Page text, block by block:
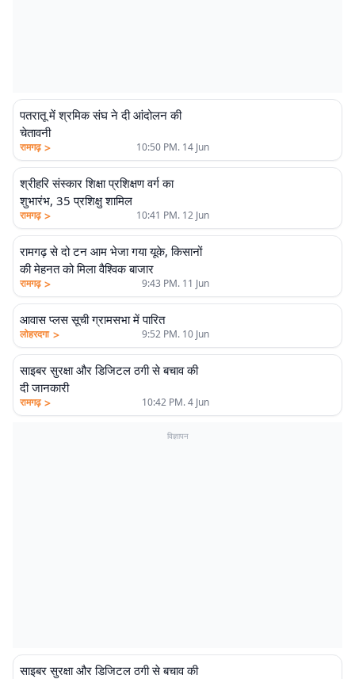
पतरातू में श्रमिक संघ ने दी आंदोलन की
चेतावनी
रामगढ़ > 10:50 PM. 14 Jun
श्रीहरि संस्कार शिक्षा प्रशिक्षण वर्ग का
शुभारंभ, 35 प्रशिक्षु शामिल
रामगढ़ > 10:41 PM. 12 Jun
रामगढ़ से दो टन आम भेजा गया यूके, किसानों
की मेहनत को मिला वैश्विक बाजार
रामगढ़ > 9:43 PM. 11 Jun
आवास प्लस सूची ग्रामसभा में पारित
लोहरदगा > 9:52 PM. 10 Jun
साइबर सुरक्षा और डिजिटल ठगी से बचाव की
दी जानकारी
रामगढ़ > 10:42 PM. 4 Jun
विज्ञापन
साइबर सुरक्षा और डिजिटल ठगी से बचाव की